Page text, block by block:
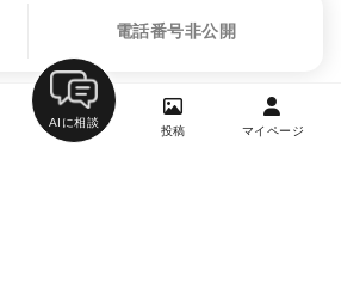
電話番号非公開
AIに相談
投稿 マイページ